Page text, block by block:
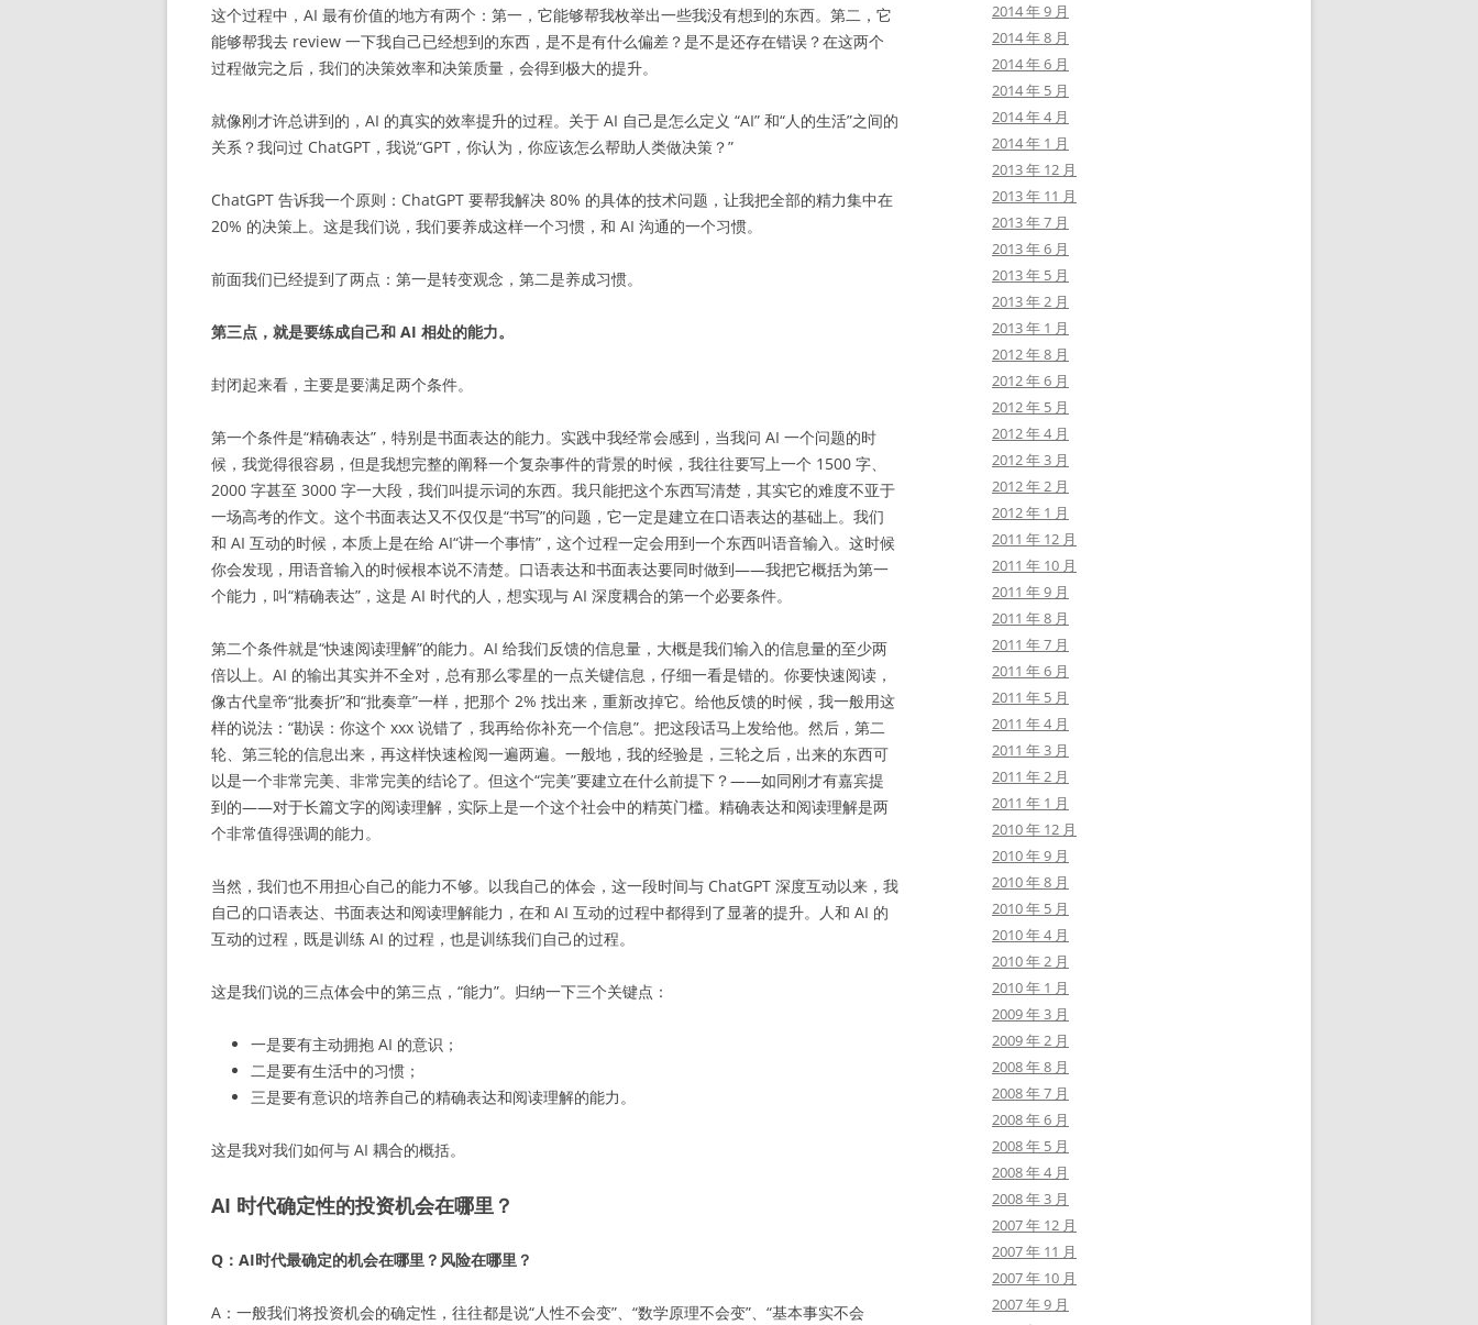
这个过程中，AI 最有价值的地方有两个：第一，它能够帮我枚举出一些我没有想到的东西。第二，它
能够帮我去 review 一下我自己已经想到的东西，是不是有什么偏差？是不是还存在错误？在这两个
过程做完之后，我们的决策效率和决策质量，会得到极大的提升。
就像刚才许总讲到的，AI 的真实的效率提升的过程。关于 AI 自己是怎么定义 “AI” 和“人的生活”之间的
关系？我问过 ChatGPT，我说“GPT，你认为，你应该怎么帮助人类做决策？”
ChatGPT 告诉我一个原则：ChatGPT 要帮我解决 80% 的具体的技术问题，让我把全部的精力集中在
20% 的决策上。这是我们说，我们要养成这样一个习惯，和 AI 沟通的一个习惯。
前面我们已经提到了两点：第一是转变观念，第二是养成习惯。
第三点，就是要练成自己和 AI 相处的能力。
封闭起来看，主要是要满足两个条件。
第一个条件是“精确表达”，特别是书面表达的能力。实践中我经常会感到，当我问 AI 一个问题的时
候，我觉得很容易，但是我想完整的阐释一个复杂事件的背景的时候，我往往要写上一个 1500 字、
2000 字甚至 3000 字一大段，我们叫提示词的东西。我只能把这个东西写清楚，其实它的难度不亚于
一场高考的作文。这个书面表达又不仅仅是“书写”的问题，它一定是建立在口语表达的基础上。我们
和 AI 互动的时候，本质上是在给 AI“讲一个事情”，这个过程一定会用到一个东西叫语音输入。这时候
你会发现，用语音输入的时候根本说不清楚。口语表达和书面表达要同时做到——我把它概括为第一
个能力，叫“精确表达”，这是 AI 时代的人，想实现与 AI 深度耦合的第一个必要条件。
第二个条件就是“快速阅读理解”的能力。AI 给我们反馈的信息量，大概是我们输入的信息量的至少两
倍以上。AI 的输出其实并不全对，总有那么零星的一点关键信息，仔细一看是错的。你要快速阅读，
像古代皇帝“批奏折”和“批奏章”一样，把那个 2% 找出来，重新改掉它。给他反馈的时候，我一般用这
样的说法：“勘误：你这个 xxx 说错了，我再给你补充一个信息”。把这段话马上发给他。然后，第二
轮、第三轮的信息出来，再这样快速检阅一遍两遍。一般地，我的经验是，三轮之后，出来的东西可
以是一个非常完美、非常完美的结论了。但这个“完美”要建立在什么前提下？——如同刚才有嘉宾提
到的——对于长篇文字的阅读理解，实际上是一个这个社会中的精英门槛。精确表达和阅读理解是两
个非常值得强调的能力。
当然，我们也不用担心自己的能力不够。以我自己的体会，这一段时间与 ChatGPT 深度互动以来，我
自己的口语表达、书面表达和阅读理解能力，在和 AI 互动的过程中都得到了显著的提升。人和 AI 的
互动的过程，既是训练 AI 的过程，也是训练我们自己的过程。
这是我们说的三点体会中的第三点，“能力”。归纳一下三个关键点：
一是要有主动拥抱 AI 的意识；
二是要有生活中的习惯；
三是要有意识的培养自己的精确表达和阅读理解的能力。
这是我对我们如何与 AI 耦合的概括。
AI 时代确定性的投资机会在哪里？
Q：AI时代最确定的机会在哪里？风险在哪里？
A：一般我们将投资机会的确定性，往往都是说“人性不会变”、“数学原理不会变”、“基本事实不会
2014 年 9 月
2014 年 8 月
2014 年 6 月
2014 年 5 月
2014 年 4 月
2014 年 1 月
2013 年 12 月
2013 年 11 月
2013 年 7 月
2013 年 6 月
2013 年 5 月
2013 年 2 月
2013 年 1 月
2012 年 8 月
2012 年 6 月
2012 年 5 月
2012 年 4 月
2012 年 3 月
2012 年 2 月
2012 年 1 月
2011 年 12 月
2011 年 10 月
2011 年 9 月
2011 年 8 月
2011 年 7 月
2011 年 6 月
2011 年 5 月
2011 年 4 月
2011 年 3 月
2011 年 2 月
2011 年 1 月
2010 年 12 月
2010 年 9 月
2010 年 8 月
2010 年 5 月
2010 年 4 月
2010 年 2 月
2010 年 1 月
2009 年 3 月
2009 年 2 月
2008 年 8 月
2008 年 7 月
2008 年 6 月
2008 年 5 月
2008 年 4 月
2008 年 3 月
2007 年 12 月
2007 年 11 月
2007 年 10 月
2007 年 9 月